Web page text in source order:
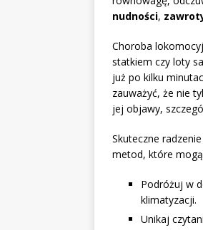
nudności,
Choroba
statkiem czy loty
już po kilku
zauważyć, że nie
jej objawy,
Skuteczne
metod, które
Podróżuj w
klimatyzacji.
Unikaj